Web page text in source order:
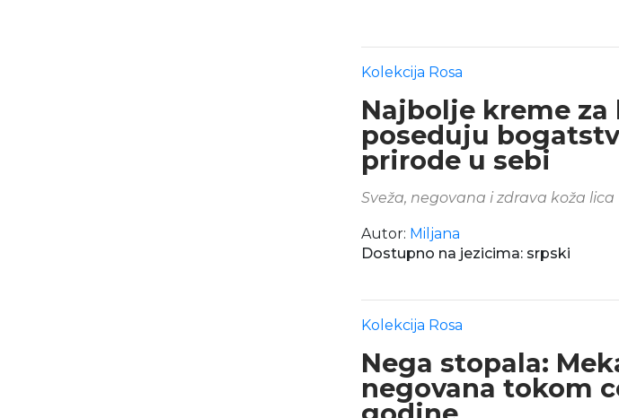
Kolekcija Rosa
Najbolje kreme za
poseduju
prirode u sebi
Sveža, negovana i zdrava koža lica
Autor: Miljana
Dostupno na jezicima: srpski
Kolekcija Rosa
Nega stopala:
negovana tokom